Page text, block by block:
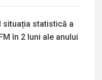
situația statistică a
în 2 luni ale anului